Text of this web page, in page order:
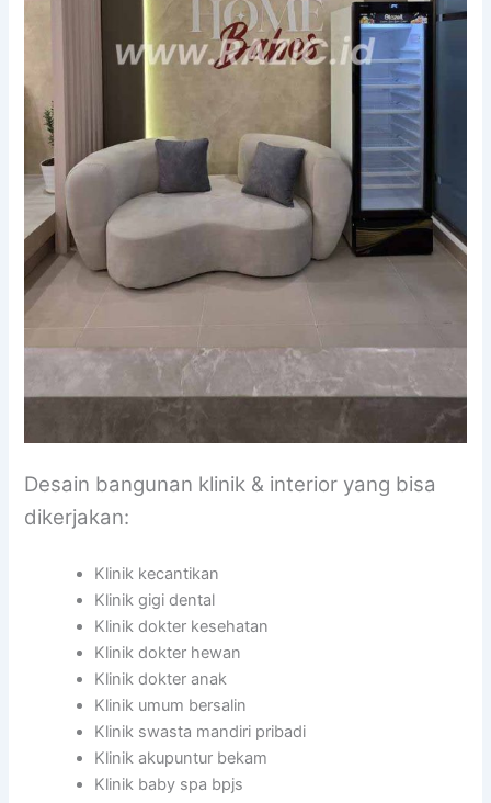
Desain bangunan klinik & interior yang bisa
dikerjakan:
Klinik kecantikan
Klinik gigi dental
Klinik dokter kesehatan
Klinik dokter hewan
Klinik dokter anak
Klinik umum bersalin
Klinik swasta mandiri pribadi
Klinik akupuntur bekam
Klinik baby spa bpjs